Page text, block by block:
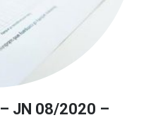
JN 08/2020 –